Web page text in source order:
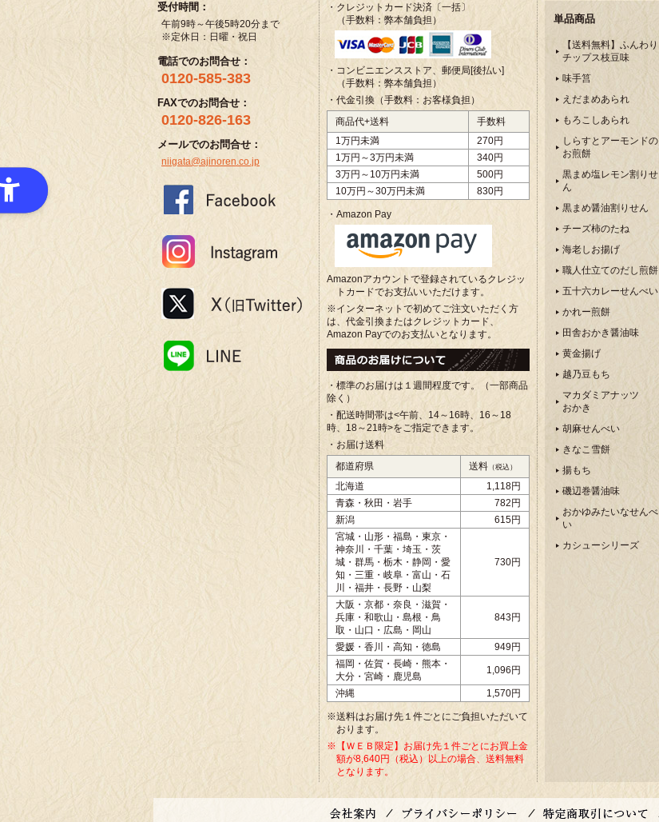
受付時間：
午前9時～午後5時20分まで
※定休日：日曜・祝日
電話でのお問合せ：
0120-585-383
FAXでのお問合せ：
0120-826-163
メールでのお問合せ：
niigata@ajinoren.co.jp
・クレジットカード決済〔一括〕
（手数料：弊本舗負担）
・コンビニエンスストア、郵便局[後払い]
（手数料：弊本舗負担）
・代金引換（手数料：お客様負担）
商品代+送料
手数料
1万円未満
270円
1万円～3万円未満
340円
3万円～10万円未満
500円
10万円～30万円未満
830円
・Amazon Pay
Amazonアカウントで登録されているクレジッ
トカードでお支払いいただけます。
※インターネットで初めてご注文いただく方
は、代金引換またはクレジットカード、
Amazon Payでのお支払いとなります。
・標準のお届けは１週間程度です。（一部商品
除く）
・配送時間帯は<午前、 14～16時、16～18
時、18～21時>をご指定できます。
・お届け送料
都道府県
送料 （税込）
北海道
1,118円
青森・秋田・岩手
782円
新潟
615円
宮城・山形・福島・東京・
神奈川・千葉・埼玉・茨
城・群馬・栃木・静岡・愛
知・三重・岐阜・富山・石
川・福井・長野・山梨
730円
大阪・京都・奈良・滋賀・
兵庫・和歌山・島根・鳥
取・山口・広島・岡山
843円
愛媛・香川・高知・徳島
949円
福岡・佐賀・長崎・熊本・
大分・宮崎・鹿児島
1,096円
沖縄 1,570円
※送料はお届け先１件ごとにご負担いただいて
おります。
※【ＷＥＢ限定】お届け先１件ごとにお買上金
額が8,640円（税込）以上の場合、送料無料
となります。
単品商品
【送料無料】ふんわり
チップス枝豆味
味手筥
えだまめあられ
もろこしあられ
しらすとアーモンドの
お煎餅
黒まめ塩レモン割りせ
ん
黒まめ醤油割りせん
チーズ柿のたね
海老しお揚げ
職人仕立てのだし煎餅
五十六カレーせんべい
かれー煎餅
田舎おかき醤油味
黄金揚げ
越乃豆もち
マカダミアナッツ
おかき
胡麻せんべい
きなこ雪餅
揚もち
磯辺巻醤油味
おかゆみたいなせんべ
い
カシューシリーズ